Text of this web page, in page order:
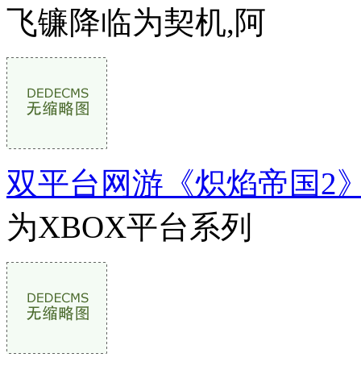
飞镰降临为契机,阿
双平台网游《炽焰帝国2
为XBOX平台系列